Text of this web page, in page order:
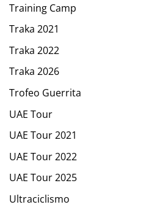
Training Camp
Traka 2021
Traka 2022
Traka 2026
Trofeo Guerrita
UAE Tour
UAE Tour 2021
UAE Tour 2022
UAE Tour 2025
Ultraciclismo